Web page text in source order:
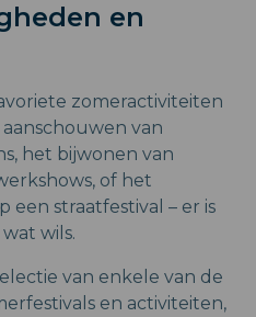
en
zomeractiviteiten
van
het bijwonen van
of het
een straatfestival – er is
wils.
van enkele van de
en activiteiten,